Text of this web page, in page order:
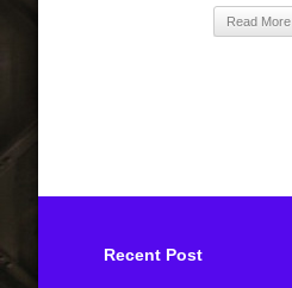
Read More
Recent Post